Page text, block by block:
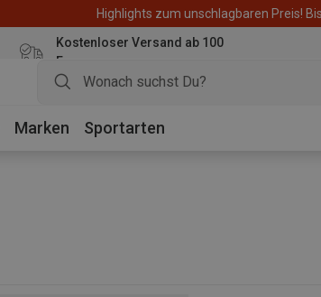
Highlights zum unschlagbaren Preis!
Kostenloser Versand ab 100
Euro
Marken Sportarten